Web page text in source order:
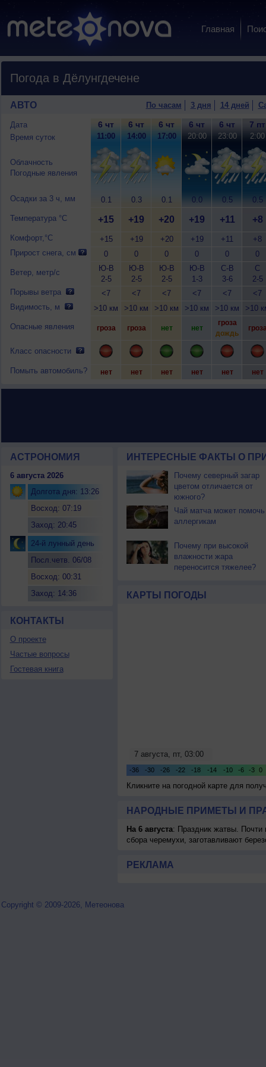
Главная
Погода в Дёлунгдечене
АВТО По часам 3 дня 14 дней
Дата
Время суток
Облачность
Погодные явления
Осадки за 3 ч, мм
Температура °C
Комфорт,°C
Прирост снега, см
Ветер, метр/с
Порывы ветра
Видимость, м
Опасные явления
Класс опасности
Помыть автомобиль?
6 чт
11:00
0.1
+15
+15
0
Ю-В
2-5
<7
>10 км
гроза
нет
6 чт
14:00
0.3
+19
+19
0
Ю-В
2-5
<7
>10 км
гроза
нет
6 чт
17:00
0.1
+20
+20
0
Ю-В
2-5
<7
>10 км
нет
нет
6 чт
20:00
0.0
+19
+19
0
Ю-В
1-3
<7
>10 км
нет
нет
6 чт
23:00
0.5
+11
+11
0
С-В
3-6
<7
>10 км
гроза
дождь
нет
7 пт
2:00
0.5
+8
+8
0
С
2-5
<7
>10
нет
АСТРОНОМИЯ
6 августа 2026
Долгота дня: 13:26
Восход: 07:19
Заход: 20:45
24-й лунный день
Посл.четв. 06/08
Восход: 00:31
Заход: 14:36
КОНТАКТЫ
О проекте
Частые вопросы
Гостевая книга
ИНТЕРЕСНЫЕ ФАКТЫ О
Почему северный загар
цветом отличается от
южного?
Чай матча может помочь
аллергикам
Почему при высокой
влажности жара
переносится тяжелее?
КАРТЫ ПОГОДЫ
Кликните на погодной карте для
НАРОДНЫЕ ПРИМЕТЫ И
На 6 августа: Праздник жатвы. Почти
сбора черемухи, заготавливают
РЕКЛАМА
Copyright © 2009-2026, Метеонова